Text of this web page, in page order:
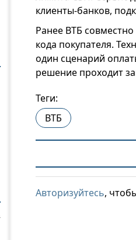
клиенты-банков,
Ранее ВТБ
кода покупателя.
один сценарий
решение проходит
Теги:
ВТБ
Авторизуйтесь,